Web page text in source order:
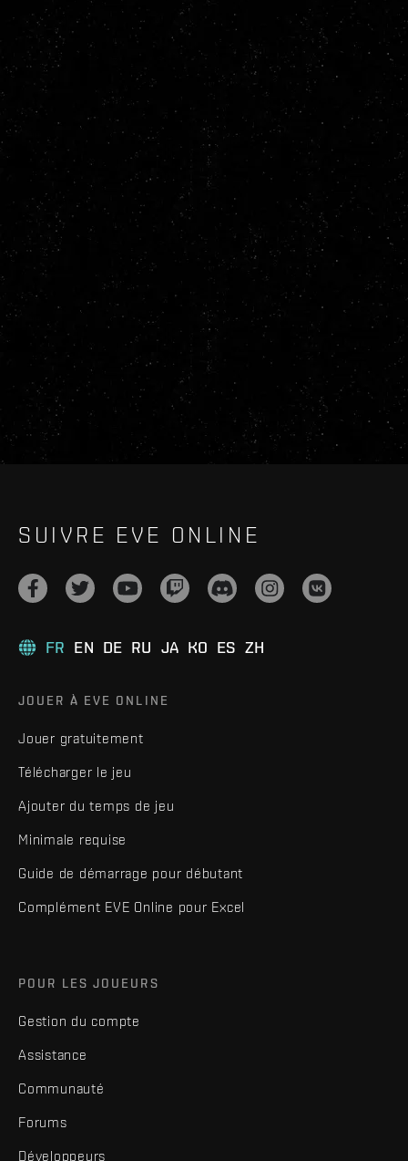
SUIVRE EVE ONLINE
FR EN DE RU JA KO ES ZH
JOUER À EVE ONLINE
Jouer gratuitement
Télécharger le jeu
Ajouter du temps de jeu
Minimale requise
Guide de démarrage pour débutant
Complément EVE Online pour Excel
POUR LES JOUEURS
Gestion du compte
Assistance
Communauté
Forums
Développeurs